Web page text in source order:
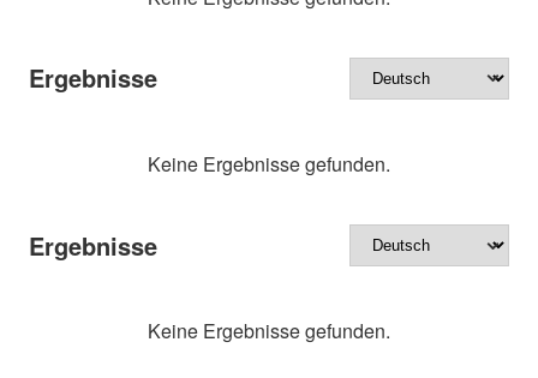
Ergebnisse
Keine Ergebnisse gefunden.
Ergebnisse
Keine Ergebnisse gefunden.